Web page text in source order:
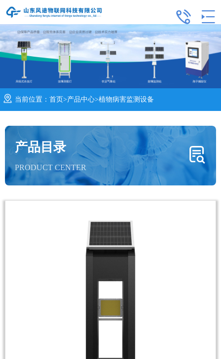
当前位置： 首页>产品中心>植物病害监测设备
产品目录
PRODUCT CENTER